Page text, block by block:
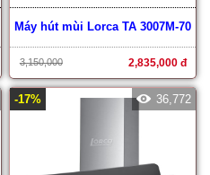
Máy hút mùi Lorca TA 3007M-70
3,150,000 2,835,000 đ
-17% 36,772